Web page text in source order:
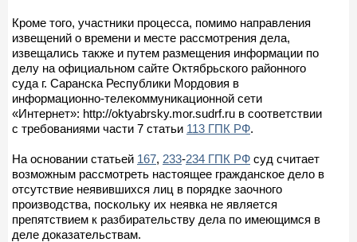
Кроме того, участники процесса, помимо направления
извещений о времени и месте рассмотрения дела,
извещались также и путем размещения информации по
делу на официальном сайте Октябрьского районного
суда г. Саранска Республики Мордовия в
информационно-телекоммуникационной сети
«Интернет»: http://oktyabrsky.mor.sudrf.ru в соответствии
с требованиями части 7 статьи 113 ГПК РФ.
На основании статьей 167, 233-234 ГПК РФ суд считает
возможным рассмотреть настоящее гражданское дело в
отсутствие неявившихся лиц в порядке заочного
производства, поскольку их неявка не является
препятствием к разбирательству дела по имеющимся в
деле доказательствам.